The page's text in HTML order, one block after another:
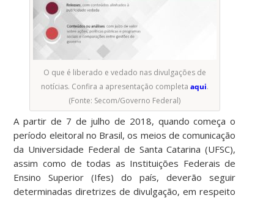
O que é liberado e vedado nas divulgações de
notícias. Confira a apresentação completa aqui.
(Fonte: Secom/Governo Federal)
A partir de 7 de julho de 2018, quando começa o
período eleitoral no Brasil, os meios de comunicação
da Universidade Federal de Santa Catarina (UFSC),
assim como de todas as Instituições Federais de
Ensino Superior (Ifes) do país, deverão seguir
determinadas diretrizes de divulgação, em respeito